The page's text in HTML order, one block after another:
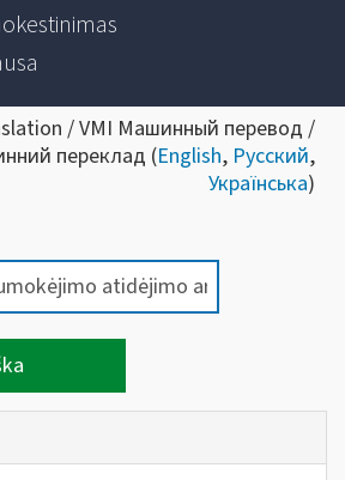
/ VMI Машинный перевод /
переклад (English, Русский,
Українська)